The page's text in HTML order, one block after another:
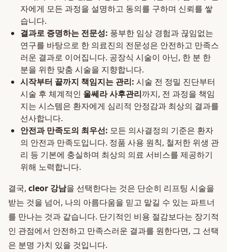
자에게 모든 과정을 설명하고 동의를 구하며 신뢰를 쌓
습니다.
결과로 증명하는 전문성: 풍부한 임상 경험과 끊임없는
연구를 바탕으로 한 의료진의 전문성은 안전하고 만족스
러운 결과로 이어집니다. 공장식 시술이 아닌, 한 분 한
분을 위한 맞춤 시술을 지향합니다.
시작부터 끝까지 책임지는 관리: 시술 전 정밀 진단부터
시술 후 체계적인 울쎄라 사후관리까지, 전 과정을 책임
지는 시스템은 환자에게 심리적 안정감과 최상의 결과를
선사합니다.
안전과 만족도의 최우선: 모든 의사결정의 기준은 환자
의 안전과 만족도입니다. 정품 사용 원칙, 철저한 위생 관
리 등 기본에 충실하며 최상의 의료 서비스를 제공하기
위해 노력합니다.
결국, cleor 강남을 선택한다는 것은 단순히 리프팅 시술을
받는 것을 넘어, 나의 아름다움을 믿고 맡길 수 있는 파트너
를 만나는 것과 같습니다. 단기적인 비용 절감보다는 장기적
인 관점에서 안전하고 만족스러운 결과를 원한다면, 그 선택
은 분명 가치 있을 것입니다.